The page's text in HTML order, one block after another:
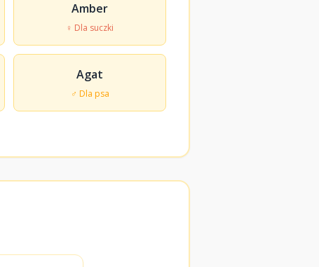
Amber
♀ Dla suczki
Agat
♂ Dla psa